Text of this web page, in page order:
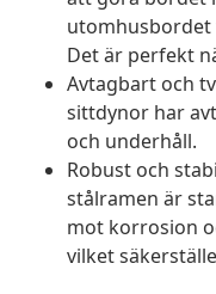
Det är perfekt
Avtagbart och
sittdynor har
och underhåll.
Robust och
stålramen är
mot korrosion
vilket